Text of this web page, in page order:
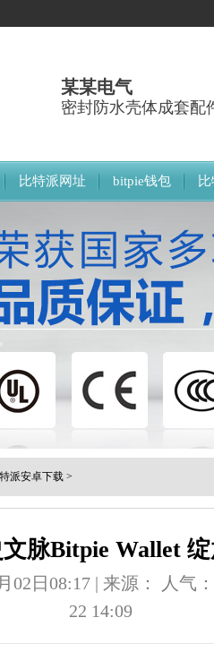
某某电气
密封防水壳体成套配
比特派网址 bitpie钱包
派安卓下载 >
脉Bitpie Wallet
02日08:17 | 来源：
人气：
22 14:09